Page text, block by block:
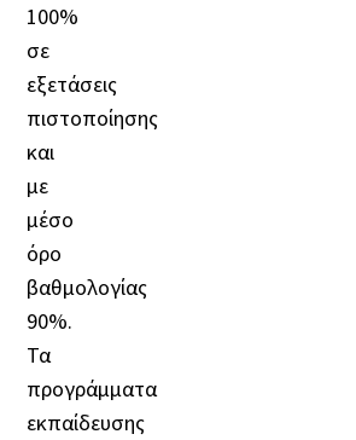
100%
σε
εξετάσεις
πιστοποίησης
και
με
μέσο
όρο
βαθμολογίας
90%.
Τα
προγράμματα
εκπαίδευσης